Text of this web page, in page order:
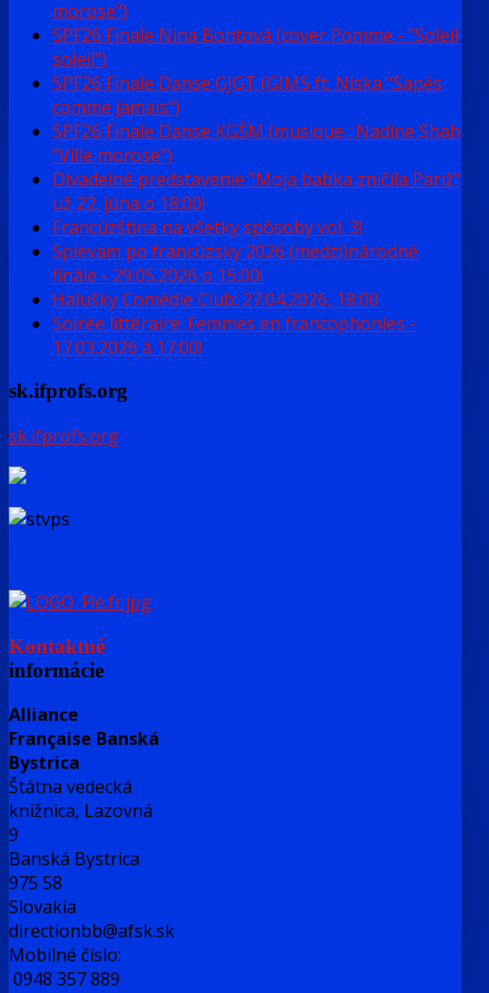
morose")
SPF26 Finale Nina Bontová (cover Pomme - "Soleil
soleil")
SPF26 Finale Danse GJGT (GIMS ft. Niska "Sapés
comme jamais")
SPF26 Finale Danse KGŠM (musique : Nadine Shah
"Ville morose")
Divadelné predstavenie "Moja babka zničila Pariž"
už 22. júna o 18:00!
Francúzština na všetky spôsoby vol. 3!
Spievam po francúzsky 2026 (medzi)národné
finále - 29.05.2026 o 15:00!
Halušky Comédie Club: 27.04.2026, 18:00
Soirée littéraire: Femmes en francophonies -
17.03.2026 à 17:00!
sk.ifprofs.org
sk.ifprofs.org
Kontaktné
informácie
Alliance
Française Banská
Bystrica
Štátna vedecká
knižnica, Lazovná
9
Banská Bystrica
975 58
Slovakia
directionbb@afsk.sk
Mobilné číslo:
0948 357 889